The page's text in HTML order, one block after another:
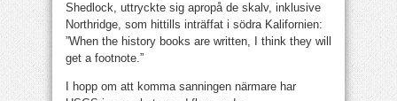
Shedlock, uttryckte sig apropå de skalv, inklusive
Northridge, som hittills inträffat i södra Kalifornien:
”When the history books are written, I think they will
get a footnote.”
I hopp om att komma sanningen närmare har